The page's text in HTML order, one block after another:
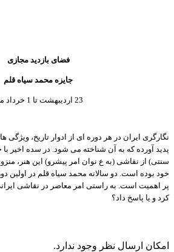
فضای بازدید مجازی
جایزه محمد سیاه قلم
23 اردیبهشت تا 1 خرداد ماه
نگارگری ایران در هر دوره ای از ادوار تاریخ،
پدید آورده که به آن شناخته می شود. در سده اخیر با
سنتی) از نقاشی (به ع نوان امر پیشرو) این هنر،
خود بوده است. دو سالانه محمد سیاه قلم در
پر اهمیت است. به راستی امر معاصر در نقاشی
کرد و یا پاسخ داد؟
امکان ارسال نظر وجود ندارد.